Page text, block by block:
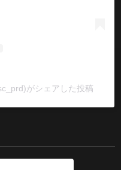
がシェアした投稿